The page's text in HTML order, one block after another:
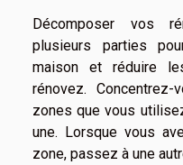
Décomposer vos
plusieurs parties
maison et réduire
rénovez.
zones que vous
une. Lorsque vous
zone, passez à une